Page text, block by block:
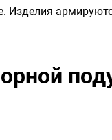
Изделия